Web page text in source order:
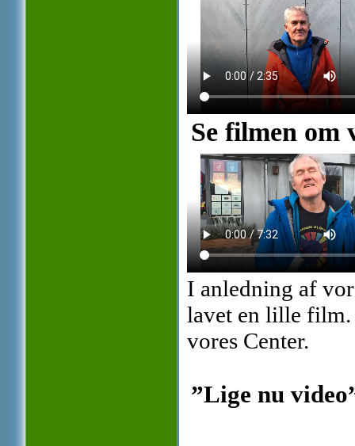
Se filmen om
I anledning af
lavet en lille film.
vores Center.
”Lige nu